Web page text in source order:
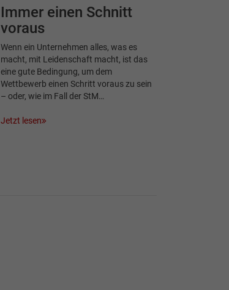
Immer einen Schnitt
voraus
Wenn ein Unternehmen alles, was es
macht, mit Leidenschaft macht, ist das
eine gute Bedingung, um dem
Wettbewerb einen Schritt voraus zu sein
– oder, wie im Fall der StM…
Jetzt lesen